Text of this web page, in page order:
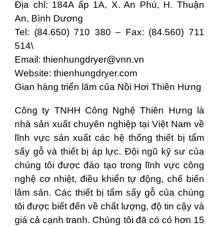
Địa chỉ: 184A ấp 1A, X. An Phú, H. Thuận
An, Bình Dương
Tel: (84.650) 710 380 – Fax: (84.560) 711
514\
Email: thienhungdryer@vnn.vn
Website: thienhungdryer.com
Gian hàng triển lãm của Nồi Hơi Thiên Hưng
Công ty TNHH Công Nghệ Thiên Hưng là
nhà sản xuất chuyên nghiệp tại Việt Nam về
lĩnh vực sản xuất các hệ thống thiết bị tẩm
sấy gỗ và thiết bị áp lực. Đội ngũ kỹ sư của
chúng tôi được đào tạo trong lĩnh vực công
nghệ cơ nhiệt, điều khiển tự động, chế biến
lâm sản. Các thiết bị tẩm sấy gỗ của chúng
tôi được biết đến về chất lượng, độ tin cậy và
giá cả cạnh tranh. Chúng tôi đã có có hơn 15